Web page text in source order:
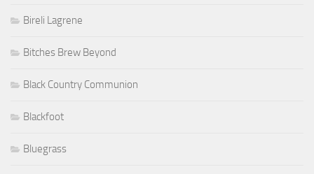
Bireli Lagrene
Bitches Brew Beyond
Black Country Communion
Blackfoot
Bluegrass